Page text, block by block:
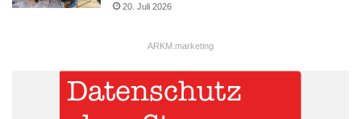
20. Juli 2026
ARKM.marketing